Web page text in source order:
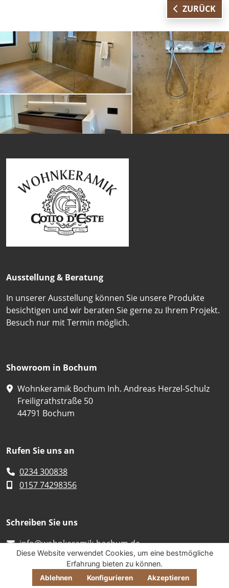
GRATIS MUSTER ONLINEKAUF
ZURÜCK
Ausstellung & Beratung
In unserer Ausstellung können Sie unsere Produkte
besichtigen und wir beraten Sie gerne zu Ihrem Projekt.
Besuch nur mit Termin möglich.
Showroom in Bochum
Wohnkeramik Bochum Inh. Andreas Herzel-Schulz
Freiligrathstraße 50
44791 Bochum
Rufen Sie uns an
0234 300838
0157 74298356
Schreiben Sie uns
info@wohnkeramik-bochum.de
IMPRESSUM DATENSCHUTZ COOKIES
Diese Website verwendet Cookies, um eine bestmögliche
Erfahrung bieten zu können.
Ablehnen Konfigurieren Akzeptieren